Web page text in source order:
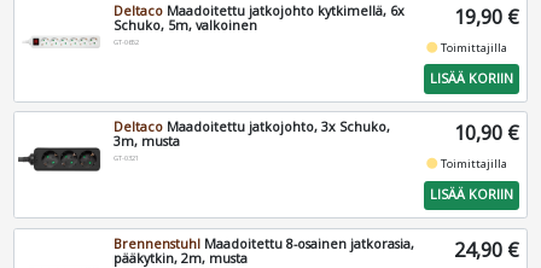
Deltaco Maadoitettu jatkojohto kytkimellä, 6x
Schuko, 5m, valkoinen
GT-0652
19,90 €
fiber_manual_recordToimittajilla
LISÄÄ KORIIN
Deltaco Maadoitettu jatkojohto, 3x Schuko,
3m, musta
GT-0321
10,90 €
fiber_manual_recordToimittajilla
LISÄÄ KORIIN
Brennenstuhl Maadoitettu 8-osainen jatkorasia,
pääkytkin, 2m, musta
24,90 €